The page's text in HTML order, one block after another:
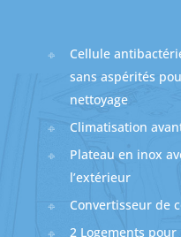
Cellule
sans aspérités
nettoyage
Climatisation
Plateau en inox
l’extérieur
Convertisseur de
2 Logements